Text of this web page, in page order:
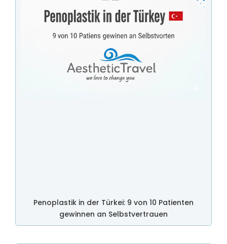
Penoplastik in der Türkei: 9 von 10 Patienten
gewinnen an Selbstvertrauen